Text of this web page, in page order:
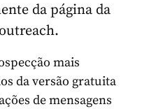
da página da
mais
da versão gratuita
de mensagens